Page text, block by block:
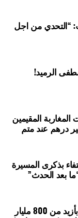
العالمي.
للأمم
في مجال
دخول المنتجات
عبر الموانئ
بما يضمن
والنظم البيئية
ويضم الاتفاق حالياً 85 طرفاً متعاقداً، يشملون 111 دولة، وهو ما
كومنز (المُلك
“التحدي من اجل
الرميد!
المقيمين
تفوق 108 ملايير درهم عند متم
بذكرى المسيرة
بعد الحدث”
رقم معاملات قياسي بأزيد من 800 مليار